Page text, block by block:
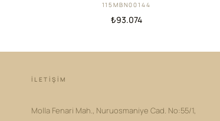
115MBN00144
₺93.074
İLETIŞIM
Molla Fenari Mah., Nuruosmaniye Cad. No:55/1,